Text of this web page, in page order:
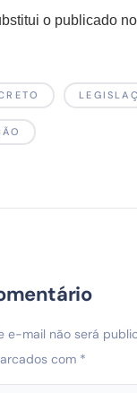
o publicado
e-mail não será
com *